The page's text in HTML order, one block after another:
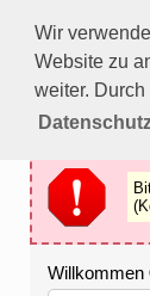
Wir
Website zu
weiter.
Bitte
Als Gast
Willkommen